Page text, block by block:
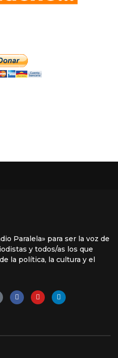
Paralela» para ser la voz de
y todos/as los que
la política, la cultura y el